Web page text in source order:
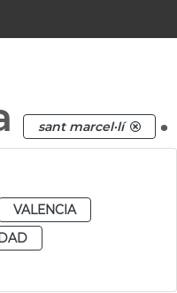
sant marcel·lí .
VALENCIA